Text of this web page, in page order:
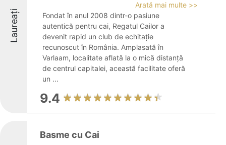
Laureați
Arată mai multe >>
Fondat în anul 2008 dintr-o pasiune
autentică pentru cai, Regatul Cailor a
devenit rapid un club de echitație
recunoscut în România. Amplasată în
Varlaam, localitate aflată la o mică distanță
de centrul capitalei, această facilitate oferă
un ...
9.4
Basme cu Cai